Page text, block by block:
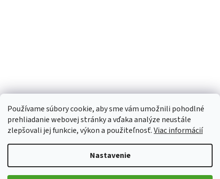
Používame súbory cookie, aby sme vám umožnili pohodlné
prehliadanie webovej stránky a vďaka analýze neustále
zlepšovali jej funkcie, výkon a použiteľnosť.Viac informácií
Nastavenie